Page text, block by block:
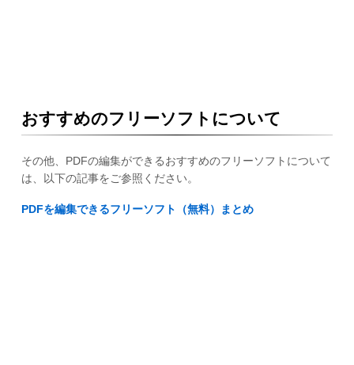
おすすめのフリーソフトについて
その他、PDFの編集ができるおすすめのフリーソフトについて
は、以下の記事をご参照ください。
PDFを編集できるフリーソフト（無料）まとめ